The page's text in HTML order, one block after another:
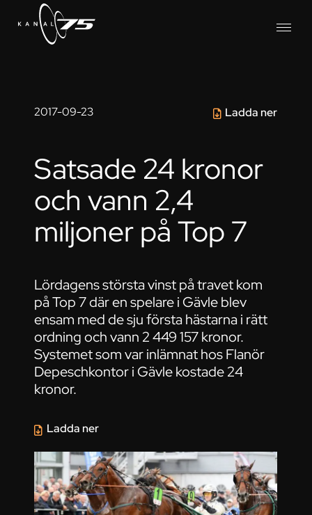
2017-09-23 Ladda ner
Satsade 24 kronor
och vann 2,4
miljoner på Top 7
Lördagens största vinst på travet kom
på Top 7 där en spelare i Gävle blev
ensam med de sju första hästarna i rätt
ordning och vann 2 449 157 kronor.
Systemet som var inlämnat hos Flanör
Depeschkontor i Gävle kostade 24
kronor.
Ladda ner